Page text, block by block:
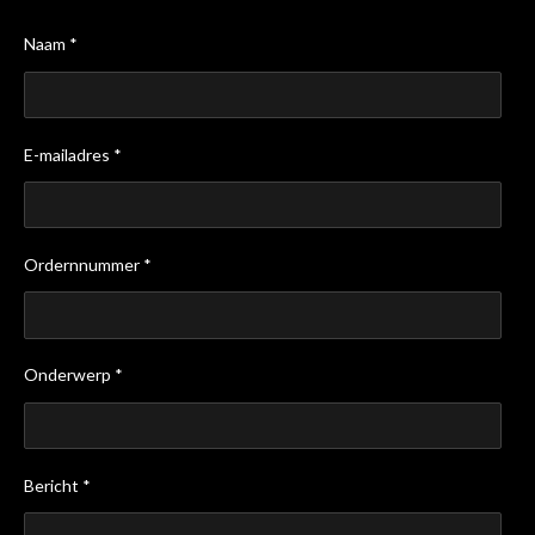
Naam *
E-mailadres *
Ordernnummer *
Onderwerp *
Bericht *